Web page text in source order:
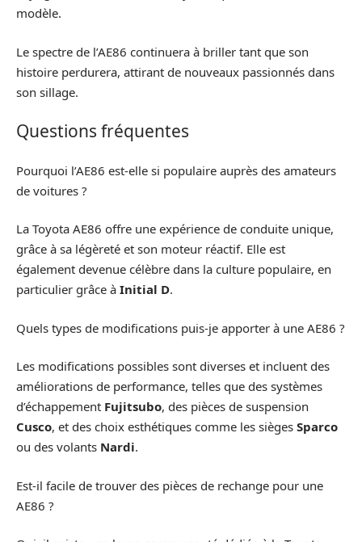
modèle.
Le spectre de l’AE86 continuera à briller tant que son
histoire perdurera, attirant de nouveaux passionnés dans
son sillage.
Questions fréquentes
Pourquoi l’AE86 est-elle si populaire auprès des amateurs
de voitures ?
La Toyota AE86 offre une expérience de conduite unique,
grâce à sa légèreté et son moteur réactif. Elle est
également devenue célèbre dans la culture populaire, en
particulier grâce à Initial D.
Quels types de modifications puis-je apporter à une AE86 ?
Les modifications possibles sont diverses et incluent des
améliorations de performance, telles que des systèmes
d’échappement Fujitsubo, des pièces de suspension
Cusco, et des choix esthétiques comme les sièges Sparco
ou des volants Nardi.
Est-il facile de trouver des pièces de rechange pour une
AE86 ?